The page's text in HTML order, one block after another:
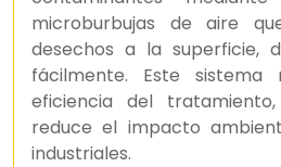
microburbujas de aire
desechos a la superficie,
fácilmente. Este
eficiencia del
reduce el impacto
industriales.